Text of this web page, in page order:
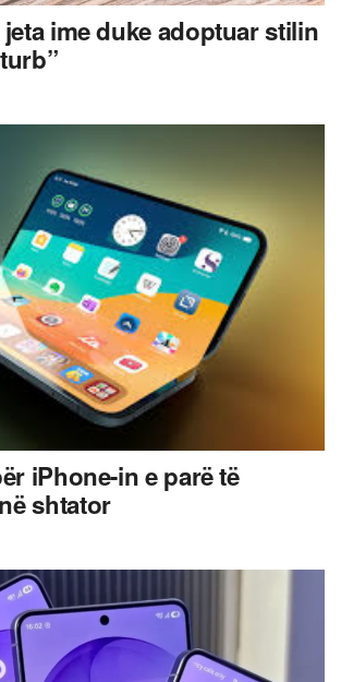
ime duke adoptuar stilin
iPhone-in e parë të
shtator